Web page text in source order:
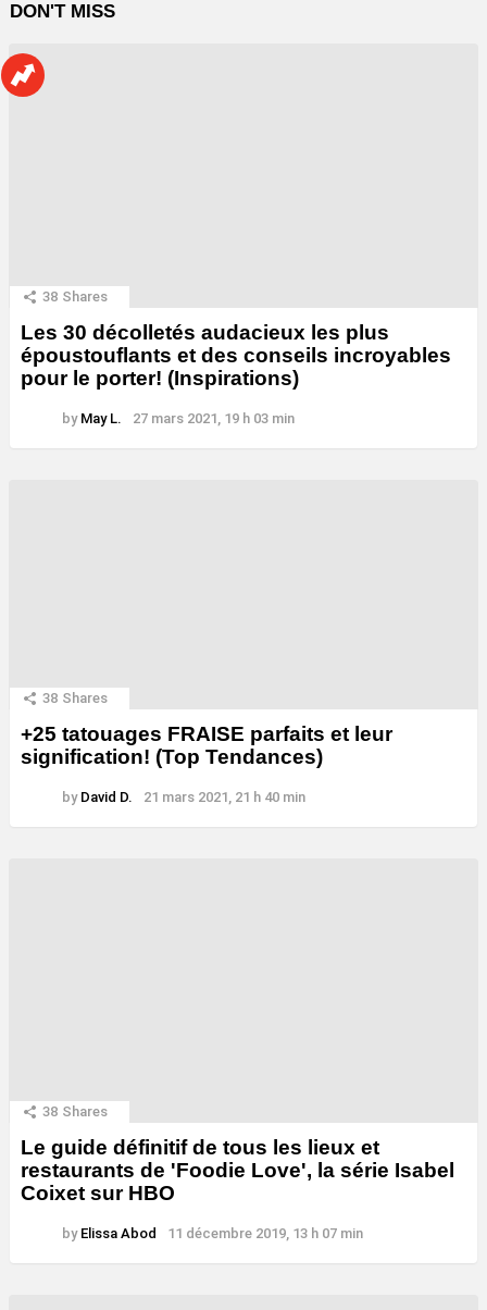
DON'T MISS
38 Shares
Les 30 décolletés audacieux les plus
époustouflants et des conseils incroyables
pour le porter! (Inspirations)
by May L. 27 mars 2021, 19 h 03 min
38 Shares
+25 tatouages ​​FRAISE parfaits et leur
signification! (Top Tendances)
by David D. 21 mars 2021, 21 h 40 min
38 Shares
Le guide définitif de tous les lieux et
restaurants de 'Foodie Love', la série Isabel
Coixet sur HBO
by Elissa Abod 11 décembre 2019, 13 h 07 min